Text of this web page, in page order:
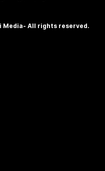
All rights reserved.